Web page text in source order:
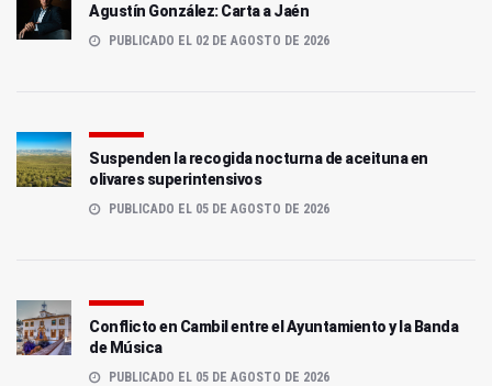
Agustín González: Carta a Jaén
PUBLICADO EL 02 DE AGOSTO DE 2026
Suspenden la recogida nocturna de aceituna en
olivares superintensivos
PUBLICADO EL 05 DE AGOSTO DE 2026
Conflicto en Cambil entre el Ayuntamiento y la Banda
de Música
PUBLICADO EL 05 DE AGOSTO DE 2026